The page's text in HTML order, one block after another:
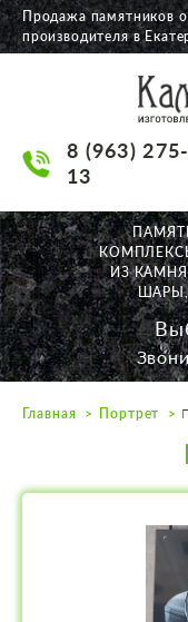
О
НАШИ
АКЦИИ
Пн.
Продажа памятников
производителя в
8 (963)
13
ИЗ
ШАРЫ,
Главная Портрет